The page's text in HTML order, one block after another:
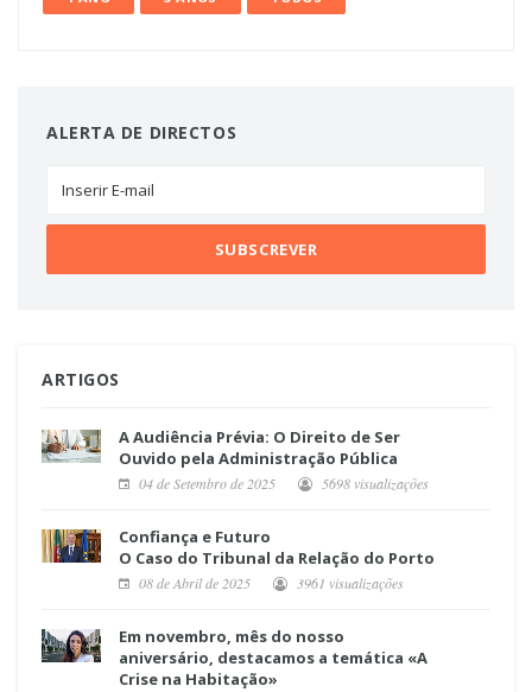
ALERTA DE DIRECTOS
ARTIGOS
A Audiência Prévia: O Direito de Ser
Ouvido pela Administração Pública
04 de Setembro de 2025 5698 visualizações
Confiança e Futuro
O Caso do Tribunal da Relação do Porto
08 de Abril de 2025 3961 visualizações
Em novembro, mês do nosso
aniversário, destacamos a temática «A
Crise na Habitação»